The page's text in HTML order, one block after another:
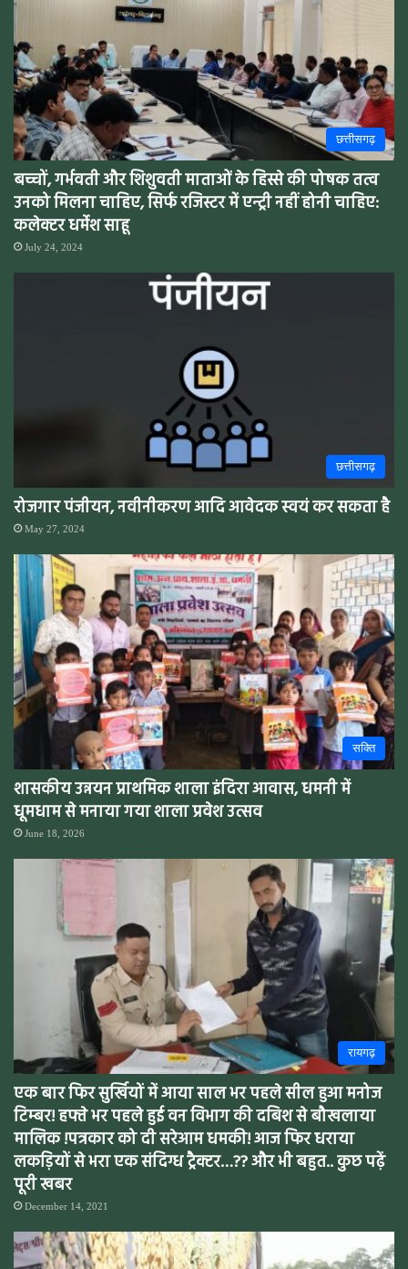
छत्तीसगढ़
बच्चों, गर्भवती और शिशुवती माताओं के हिस्से की पोषक तत्व
उनको मिलना चाहिए, सिर्फ रजिस्टर में एन्ट्री नहीं होनी चाहिए:
कलेक्टर धर्मेश साहू
July 24, 2024
छत्तीसगढ़
रोजगार पंजीयन, नवीनीकरण आदि आवेदक स्वयं कर सकता है
May 27, 2024
सक्ति
शासकीय उन्नयन प्राथमिक शाला इंदिरा आवास, धमनी में
धूमधाम से मनाया गया शाला प्रवेश उत्सव
June 18, 2026
रायगढ़
एक बार फिर सुर्खियों में आया साल भर पहले सील हुआ मनोज
टिम्बर! हफ्ते भर पहले हुई वन विभाग की दबिश से बौखलाया
मालिक !पत्रकार को दी सरेआम धमकी! आज फिर धराया
लकड़ियों से भरा एक संदिग्ध ट्रैक्टर…?? और भी बहुत.. कुछ पढ़ें
पूरी खबर
December 14, 2021